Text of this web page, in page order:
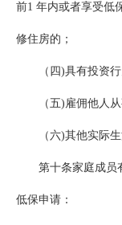
前1 年内或者享受低
修住房的；
（四)具有投资
（五)雇佣他人
（六)其他实际
第十条家庭成员
低保申请：